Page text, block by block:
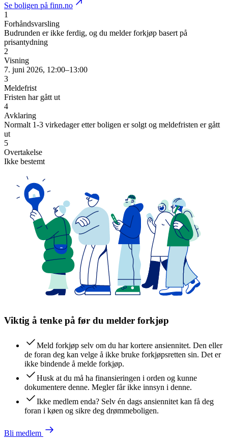
Se boligen på finn.no
1
Forhåndsvarsling
Budrunden er ikke ferdig, og du melder forkjøp basert på
prisantydning
2
Visning
7. juni 2026, 12:00–13:00
3
Meldefrist
Fristen har gått ut
4
Avklaring
Normalt 1-3 virkedager etter boligen er solgt og meldefristen er gått
ut
5
Overtakelse
Ikke bestemt
Viktig å tenke på før du melder forkjøp
Meld forkjøp selv om du har kortere ansiennitet. Den eller
de foran deg kan velge å ikke bruke forkjøpsretten sin. Det er
ikke bindende å melde forkjøp.
Husk at du må ha finansieringen i orden og kunne
dokumentere denne. Megler får ikke innsyn i denne.
Ikke medlem enda? Selv én dags ansiennitet kan få deg
foran i køen og sikre deg drømmeboligen.
Bli medlem